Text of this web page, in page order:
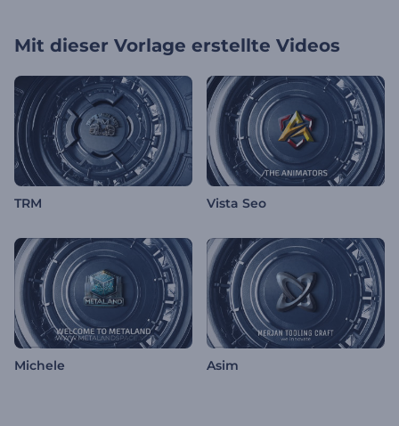
Mit dieser Vorlage erstellte Videos
TRM Vista Seo
Michele Asim